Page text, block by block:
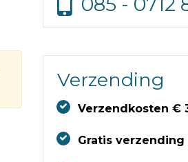
Verzending
Verzendkosten €
Gratis verzending